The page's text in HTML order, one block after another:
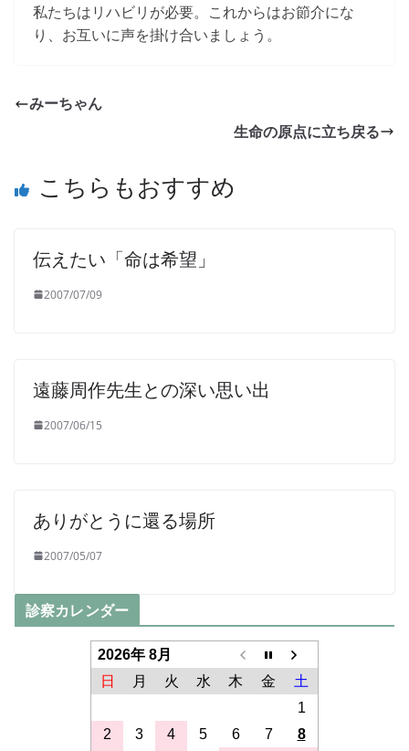
私たちはリハビリが必要。これからはお節介にな
り、お互いに声を掛け合いましょう。
みーちゃん
生命の原点に立ち戻る
こちらもおすすめ
伝えたい「命は希望」
2007/07/09
遠藤周作先生との深い思い出
2007/06/15
ありがとうに還る場所
2007/05/07
診察カレンダー
2026年 8月
日
月 火 水 木 金
土
1
2
3 4 5 6 7
8